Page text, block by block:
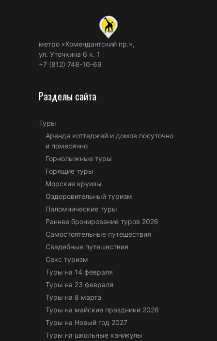
метро «Комендантский пр.»,
ул. Уточкина 6 к. 1
+7 (812) 748-10-69
Разделы сайта
Туры
Аренда коттеджей и домов посуточно
и помесячно
Горнолыжные туры
Горящие туры
Морские круизы
Оздоровительный туризм
Паломнические туры
Раннее бронирование туров 2026
Самостоятельные путешествия
Свадебные путешествия
Секс туризм
Туры на 14 февраля
Туры на 23 февраля
Туры на 8 марта
Туры на майские праздники 2026
Туры на Новый год 2027
Туры на школьные каникулы